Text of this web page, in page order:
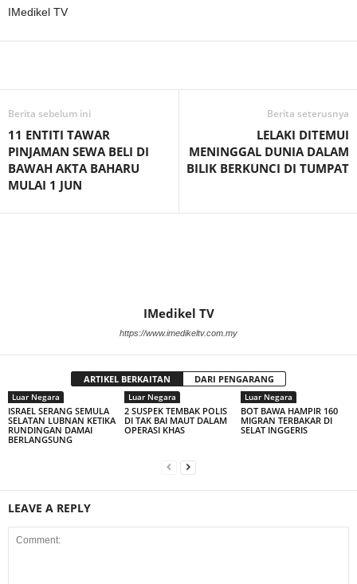
IMedikel TV
Berita sebelum ini
11 ENTITI TAWAR
PINJAMAN SEWA BELI DI
BAWAH AKTA BAHARU
MULAI 1 JUN
Berita seterusnya
LELAKI DITEMUI
MENINGGAL DUNIA DALAM
BILIK BERKUNCI DI TUMPAT
IMedikel TV
https://www.imedikeltv.com.my
ARTIKEL BERKAITAN DARI PENGARANG
Luar Negara
ISRAEL SERANG SEMULA
SELATAN LUBNAN KETIKA
RUNDINGAN DAMAI
BERLANGSUNG
Luar Negara
2 SUSPEK TEMBAK POLIS
DI TAK BAI MAUT DALAM
OPERASI KHAS
Luar Negara
BOT BAWA HAMPIR 160
MIGRAN TERBAKAR DI
SELAT INGGERIS
LEAVE A REPLY